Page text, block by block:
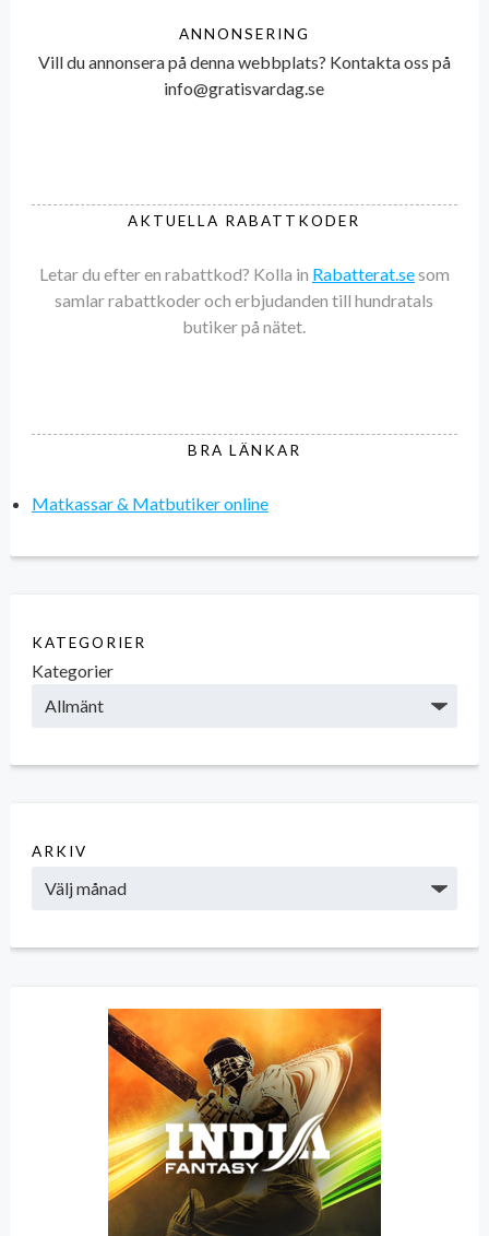
ANNONSERING
Vill du annonsera på denna webbplats? Kontakta oss på
info@gratisvardag.se
AKTUELLA RABATTKODER
Letar du efter en rabattkod? Kolla in Rabatterat.sesom
samlar rabattkoder och erbjudanden till hundratals
butiker på nätet.
BRA LÄNKAR
Matkassar & Matbutiker online
KATEGORIER
Kategorier
ARKIV